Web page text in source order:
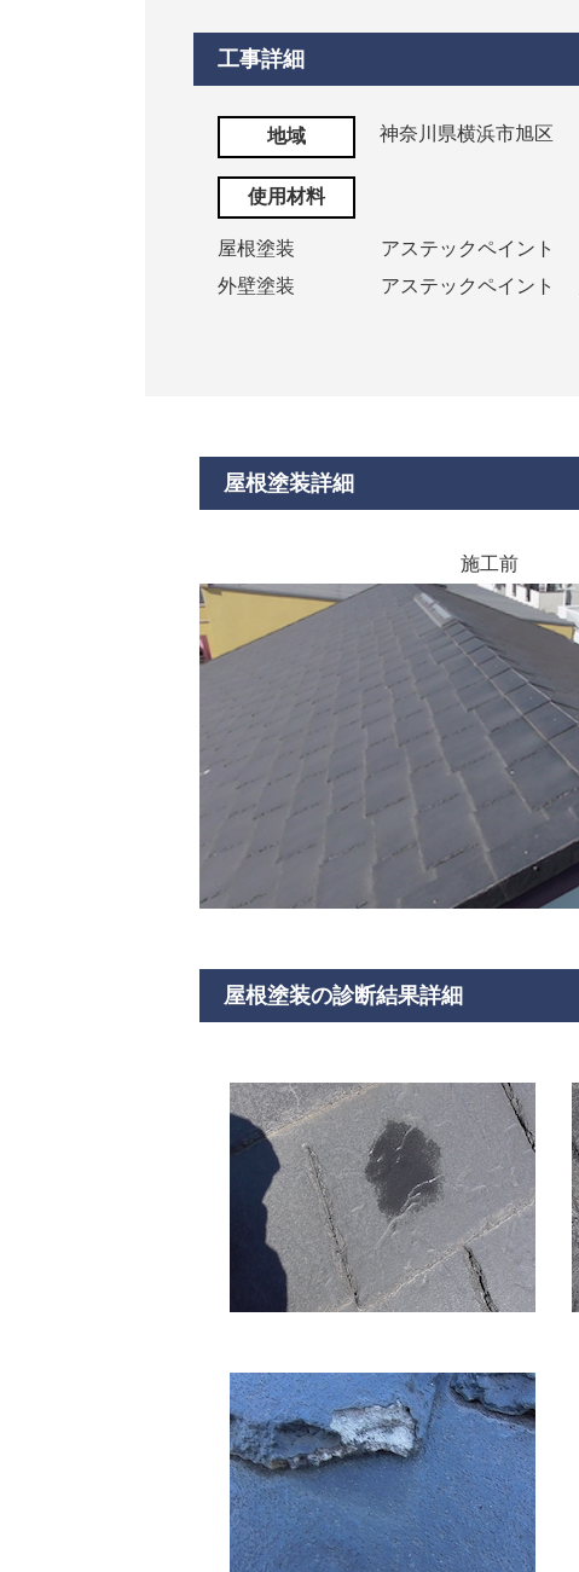
工事詳細
地域 神奈川県横浜市旭区
使用材料
屋根塗装 アステックペイント
外壁塗装
アステックペイント
屋根塗装詳細
施工前
屋根塗装の診断結果詳細